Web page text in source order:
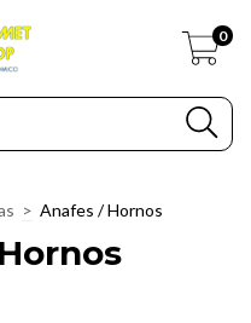
0
> Anafes / Hornos